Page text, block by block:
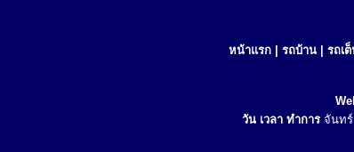
หน้าแรก รถบ้าน รถเ
วัน เวลา ทำการจันทร์